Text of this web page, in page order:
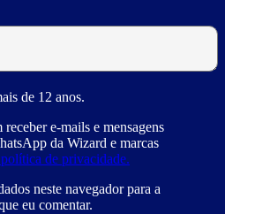
de 12 anos.
e-mails e mensagens
da Wizard e marcas
de privacidade.
neste navegador para a
eu comentar.